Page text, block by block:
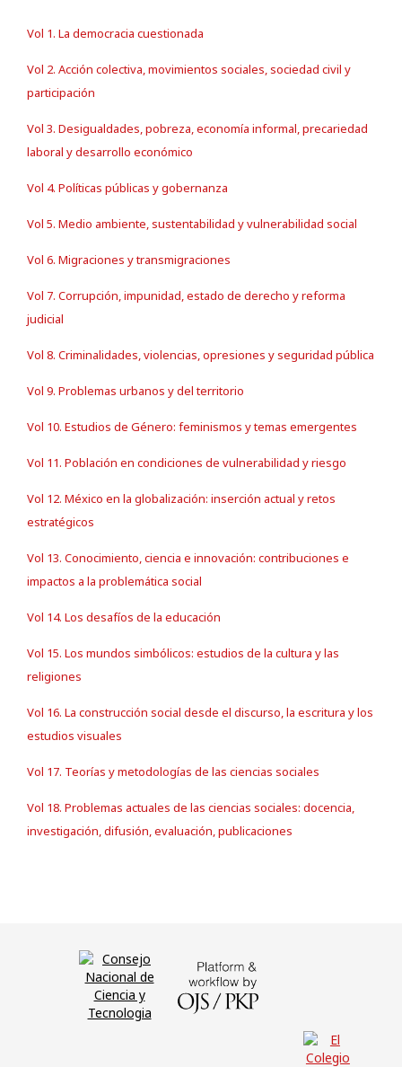
Vol 1. La democracia cuestionada
Vol 2. Acción colectiva, movimientos sociales, sociedad civil y
participación
Vol 3. Desigualdades, pobreza, economía informal, precariedad
laboral y desarrollo económico
Vol 4. Políticas públicas y gobernanza
Vol 5. Medio ambiente, sustentabilidad y vulnerabilidad social
Vol 6. Migraciones y transmigraciones
Vol 7. Corrupción, impunidad, estado de derecho y reforma
judicial
Vol 8. Criminalidades, violencias, opresiones y seguridad pública
Vol 9. Problemas urbanos y del territorio
Vol 10. Estudios de Género: feminismos y temas emergentes
Vol 11. Población en condiciones de vulnerabilidad y riesgo
Vol 12. México en la globalización: inserción actual y retos
estratégicos
Vol 13. Conocimiento, ciencia e innovación: contribuciones e
impactos a la problemática social
Vol 14. Los desafíos de la educación
Vol 15. Los mundos simbólicos: estudios de la cultura y las
religiones
Vol 16. La construcción social desde el discurso, la escritura y los
estudios visuales
Vol 17. Teorías y metodologías de las ciencias sociales
Vol 18. Problemas actuales de las ciencias sociales: docencia,
investigación, difusión, evaluación, publicaciones